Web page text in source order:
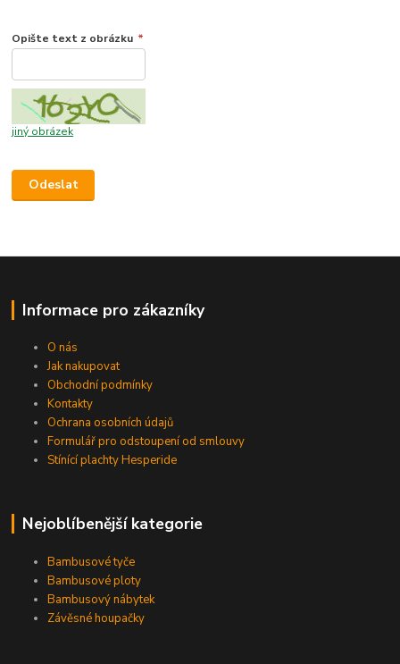
Opište text z obrázku *
jiný obrázek
Informace pro zákazníky
O nás
Jak nakupovat
Obchodní podmínky
Kontakty
Ochrana osobních údajů
Formulář pro odstoupení od smlouvy
Stínící plachty Hesperide
Nejoblíbenější kategorie
Bambusové tyče
Bambusové ploty
Bambusový nábytek
Závěsné houpačky